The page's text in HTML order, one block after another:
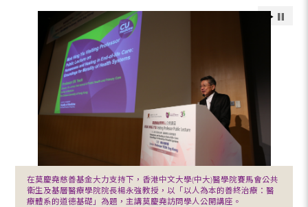
在莫慶堯慈善基金大力支持下，香港中文大學(中大)醫學院賽馬會公共
衞生及基層醫療學院院長楊永強教授，以「以人為本的善終治療：醫
療體系的道德基礎」為題，主講莫慶堯訪問學人公開講座。